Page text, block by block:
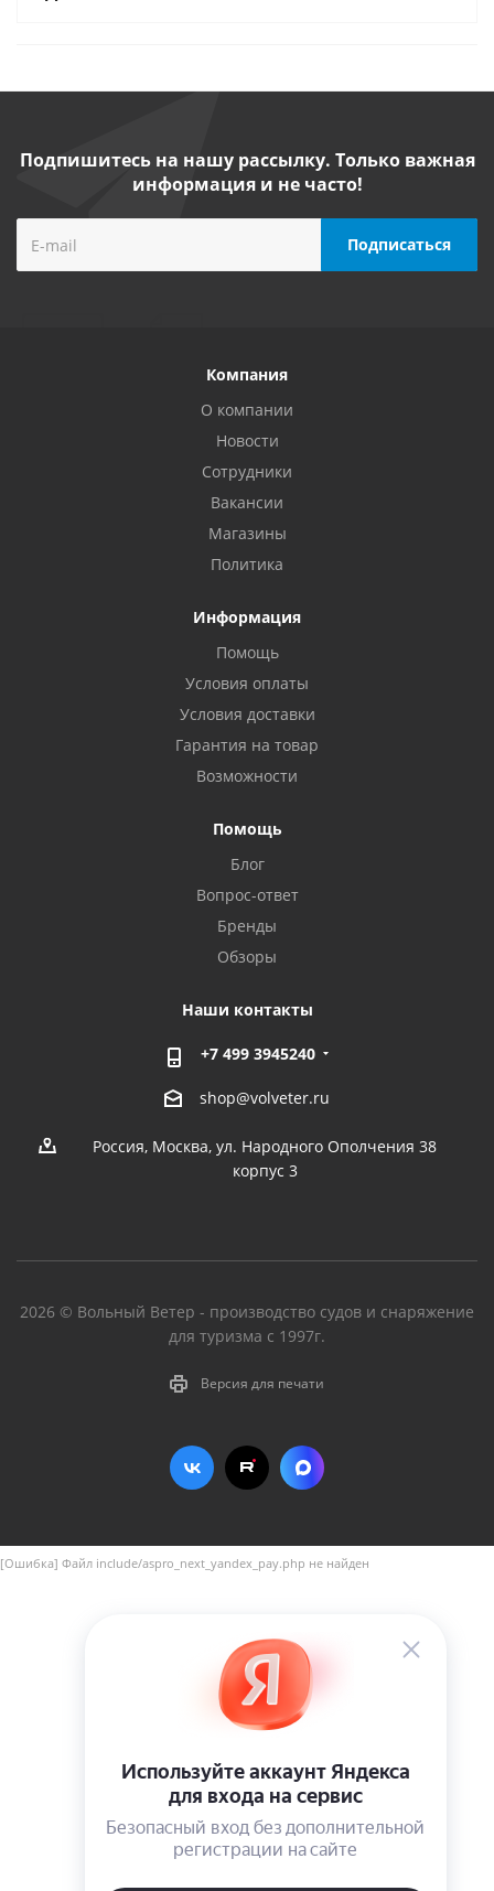
Подпишитесь на нашу рассылку. Только важная
информация и не часто!
Компания
О компании
Новости
Сотрудники
Вакансии
Магазины
Политика
Информация
Помощь
Условия оплаты
Условия доставки
Гарантия на товар
Возможности
Помощь
Блог
Вопрос-ответ
Бренды
Обзоры
Наши контакты
+7 499 3945240
shop@volveter.ru
Россия, Москва, ул. Народного Ополчения 38
корпус 3
2026 © Вольный Ветер - производство судов и снаряжение
для туризма с 1997г.
Версия для печати
[Ошибка] Файл include/aspro_next_yandex_pay.php не найден